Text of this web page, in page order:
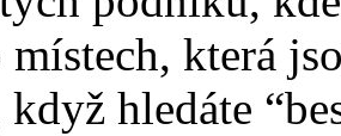
která
hledáte